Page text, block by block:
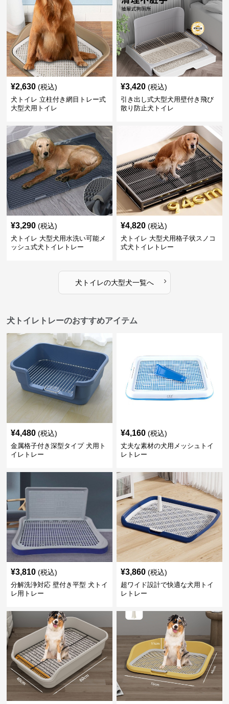
¥2,630 (税込)
犬トイレ 立柱付き網目トレー式
大型犬用トイレ
¥3,420 (税込)
引き出し式大型犬用壁付き飛び
散り防止犬トイレ
¥3,290 (税込)
犬トイレ 大型犬用水洗い可能メ
ッシュ式犬トイレトレー
¥4,820 (税込)
犬トイレ 大型犬用格子状スノコ
式犬トイレトレー
犬トイレの大型犬一覧へ ›
犬トイレトレーのおすすめアイテム
¥4,480 (税込)
金属格子付き深型タイプ 犬用ト
イレトレー
¥4,160 (税込)
丈夫な素材の犬用メッシュトイ
レトレー
¥3,810 (税込)
分解洗浄対応 壁付き平型 犬トイ
レ用トレー
¥3,860 (税込)
超ワイド設計で快適な犬用トイ
レトレー